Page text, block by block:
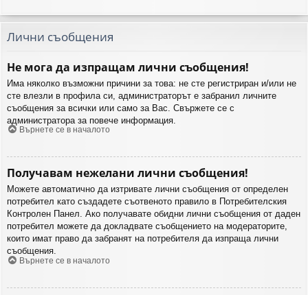
Лични съобщения
Не мога да изпращам лични съобщения!
Има няколко възможни причини за това: не сте регистриран и/или не
сте влезли в профила си, администраторът е забранил личните
съобщения за всички или само за Вас. Свържете се с
администратора за повече информация.
Върнете се в началото
Получавам нежелани лични съобщения!
Можете автоматично да изтривате лични съобщения от определен
потребител като създадете съотвеното правило в Потребителския
Контролен Панел. Ако получавате обидни лични съобщения от даден
потребител можете да докладвате съобщението на модераторите,
които имат право да забранят на потребителя да изпраща лични
съобщения.
Върнете се в началото